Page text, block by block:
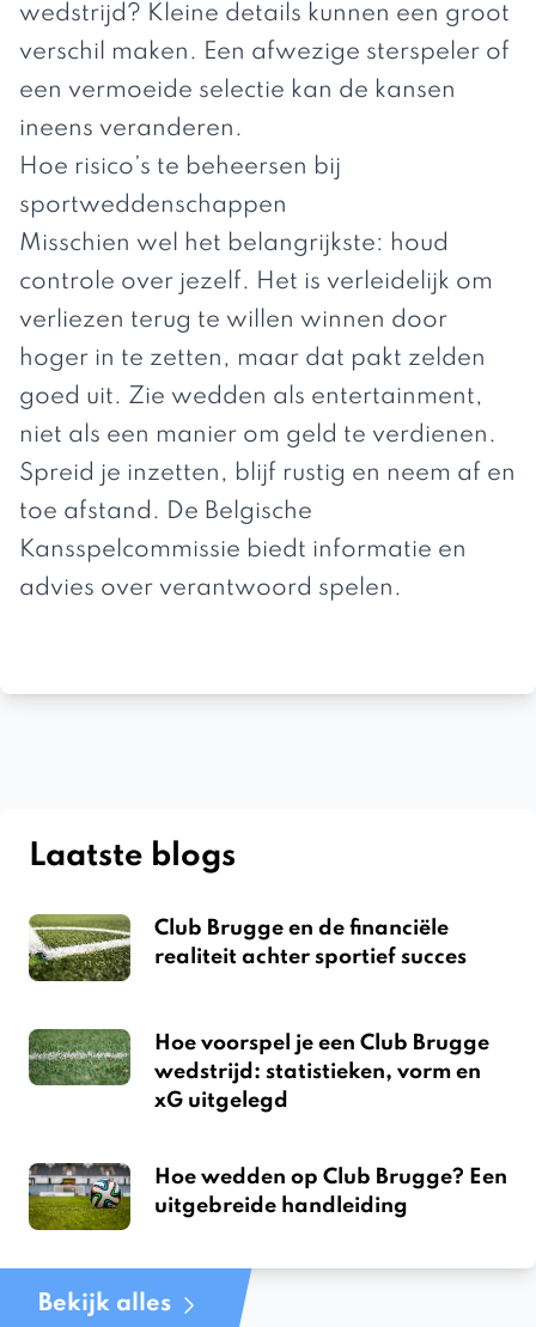
wedstrijd? Kleine details kunnen een groot
verschil maken. Een afwezige sterspeler of
een vermoeide selectie kan de kansen
ineens veranderen.
Hoe risico’s te beheersen bij
sportweddenschappen
Misschien wel het belangrijkste: houd
controle over jezelf. Het is verleidelijk om
verliezen terug te willen winnen door
hoger in te zetten, maar dat pakt zelden
goed uit. Zie wedden als entertainment,
niet als een manier om geld te verdienen.
Spreid je inzetten, blijf rustig en neem af en
toe afstand. De Belgische
Kansspelcommissie biedt informatie en
advies over verantwoord spelen.
Laatste blogs
Club Brugge en de financiële
realiteit achter sportief succes
Hoe voorspel je een Club Brugge
wedstrijd: statistieken, vorm en
xG uitgelegd
Hoe wedden op Club Brugge? Een
uitgebreide handleiding
Bekijk alles